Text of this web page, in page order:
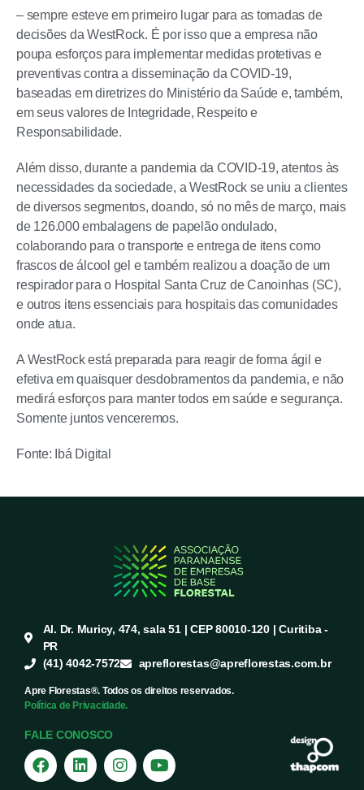
– sempre esteve em primeiro lugar para as tomadas de
decisões da WestRock. É por isso que a empresa não
poupa esforços para implementar medidas protetivas e
preventivas contra a disseminação da COVID-19,
baseadas em diretrizes do Ministério da Saúde e, também,
em seus valores de Integridade, Respeito e
Responsabilidade.
Além disso, durante a pandemia da COVID-19, atentos às
necessidades da sociedade, a WestRock se uniu a clientes
de diversos segmentos, doando, só no mês de março, mais
de 126.000 embalagens de papelão ondulado,
colaborando para o transporte e entrega de itens como
frascos de álcool gel e também realizou a doação de um
respirador para o Hospital Santa Cruz de Canoinhas (SC),
e outros itens essenciais para hospitais das comunidades
onde atua.
A WestRock está preparada para reagir de forma ágil e
efetiva em quaisquer desdobramentos da pandemia, e não
medirá esforços para manter todos em saúde e segurança.
Somente juntos venceremos.
Fonte: Ibá Digital
Al. Dr. Muricy, 474, sala 51 | CEP 80010-120 | Curitiba -
PR
(41) 4042-7572
apreflorestas@apreflorestas.com.br
Apre Florestas®. Todos os direitos reservados.
Política de Privacidade.
FALE CONOSCO